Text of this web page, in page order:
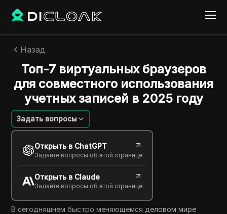
Назад
Топ-7 виртуальных браузеров
для совместного использования
учетных записей в 2025 году
Задать вопросы
Открыть в ChatGPT
Задайте вопросы об этой странице
Открыть в Claude
Задайте вопросы об этой странице
Фелипе Мореира
21 сент. 2025 4 минут
Copy Link
В сегодняшнем быстро меняющемся деловом мире